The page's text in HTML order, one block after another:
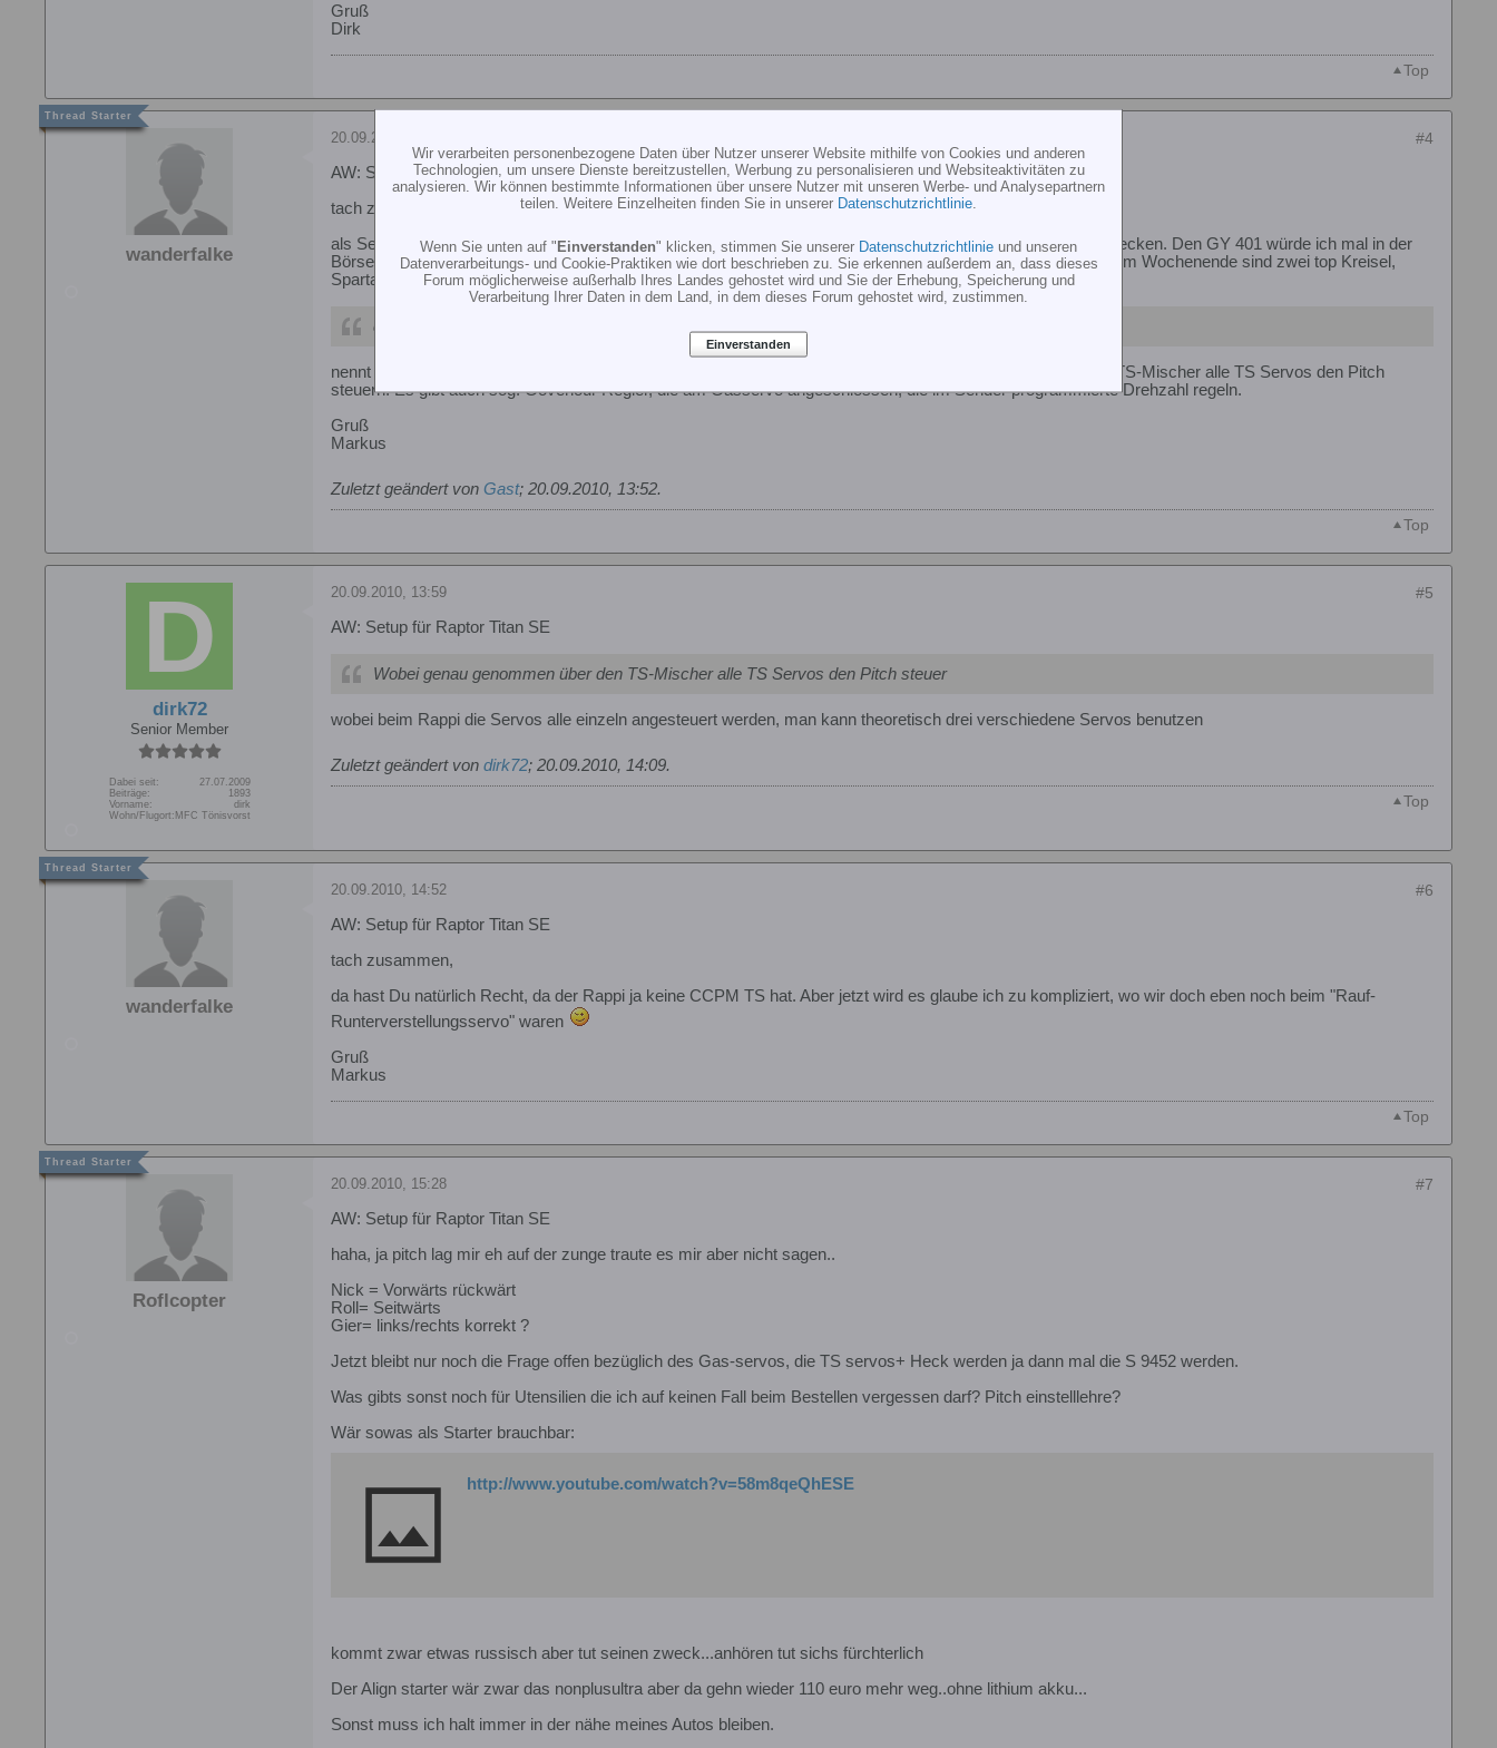
Gruß
Dirk
Top
wanderfalke
#4
20.09.2010, 13:49
AW: Setup für Raptor Titan SE
tach zusammen,
als Sender würde ich Dir eher zur FF7 raten, oder wenn Du bei dem GY401 bleibst, das Geld in eine T8FG stecken. Den GY 401 würde ich mal in der
Börse oder der Bucht suchen. Kreisel bekommst Du bei dem derzeitigen FBL Boom hinterhergeschmissen. Am Wochenende sind zwei top Kreisel,
Spartan DS 760 samt USB Kabel, jeweils für unter 50 Euro weggegangen!
das "Rauf-Runter-Rotorblattverstellungsservo"
nennt sich Pitch-Servo und wird im Sender mit dem Gasservo gemischt. Wobei genau genommen über den TS-Mischer alle TS Servos den Pitch
steuern. Es gibt auch sog. Govenour Regler, die am Gasservo angeschlossen, die im Sender programmierte Drehzahl regeln.
Gruß
Markus
Zuletzt geändert von Gast; 20.09.2010, 13:52.
Top
dirk72
Senior Member
Dabei seit:
27.07.2009
Beiträge:
1893
Vorname:
dirk
Wohn/Flugort: MFC Tönisvorst
#5
20.09.2010, 13:59
AW: Setup für Raptor Titan SE
Wobei genau genommen über den TS-Mischer alle TS Servos den Pitch steuer
wobei beim Rappi die Servos alle einzeln angesteuert werden, man kann theoretisch drei verschiedene Servos benutzen
Zuletzt geändert von dirk72; 20.09.2010, 14:09.
Top
wanderfalke
#6
20.09.2010, 14:52
AW: Setup für Raptor Titan SE
tach zusammen,
da hast Du natürlich Recht, da der Rappi ja keine CCPM TS hat. Aber jetzt wird es glaube ich zu kompliziert, wo wir doch eben noch beim "Rauf-
Runterverstellungsservo" waren
Gruß
Markus
Top
Roflcopter
#7
20.09.2010, 15:28
AW: Setup für Raptor Titan SE
haha, ja pitch lag mir eh auf der zunge traute es mir aber nicht sagen..
Nick = Vorwärts rückwärt
Roll= Seitwärts
Gier= links/rechts korrekt ?
Jetzt bleibt nur noch die Frage offen bezüglich des Gas-servos, die TS servos+ Heck werden ja dann mal die S 9452 werden.
Was gibts sonst noch für Utensilien die ich auf keinen Fall beim Bestellen vergessen darf? Pitch einstelllehre?
Wär sowas als Starter brauchbar:
http://www.youtube.com/watch?v=58m8qeQhESE
kommt zwar etwas russisch aber tut seinen zweck...anhören tut sichs fürchterlich
Der Align starter wär zwar das nonplusultra aber da gehn wieder 110 euro mehr weg..ohne lithium akku...
Sonst muss ich halt immer in der nähe meines Autos bleiben.
Wir verarbeiten personenbezogene Daten über Nutzer unserer Website mithilfe von Cookies und anderen
Technologien, um unsere Dienste bereitzustellen, Werbung zu personalisieren und Websiteaktivitäten zu
analysieren. Wir können bestimmte Informationen über unsere Nutzer mit unseren Werbe- und Analysepartnern
teilen. Weitere Einzelheiten finden Sie in unserer Datenschutzrichtlinie
Wenn Sie unten auf "Einverstanden" klicken, stimmen Sie unserer Datenschutzrichtlinie und unseren
Datenverarbeitungs- und Cookie-Praktiken wie dort beschrieben zu. Sie erkennen außerdem an, dass dieses
Forum möglicherweise außerhalb Ihres Landes gehostet wird und Sie der Erhebung, Speicherung und
Verarbeitung Ihrer Daten in dem Land, in dem dieses Forum gehostet wird, zustimmen.
Einverstanden